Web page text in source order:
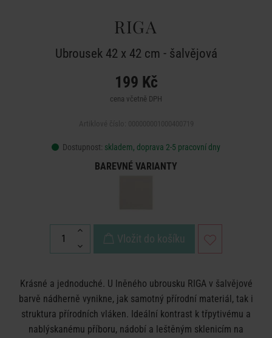
RIGA
Ubrousek 42 x 42 cm - šalvějová
199 Kč
cena včetně DPH
Dostupnost: skladem, doprava 2-5 pracovní dny
BAREVNÉ VARIANTY
Vložit do košíku
Krásné a jednoduché. U lněného ubrousku RIGA v šalvějové
barvě nádherně vynikne, jak samotný přírodní materiál, tak i
struktura přírodních vláken. Ideální kontrast k třpytivému a
nablýskanému příboru, nádobí a leštěným sklenicím na